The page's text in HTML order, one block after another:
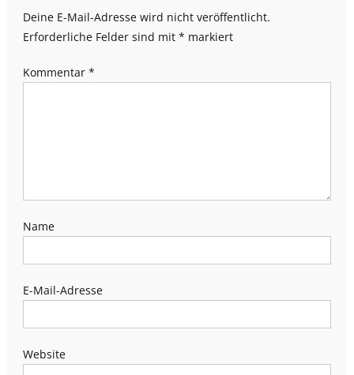
Deine E-Mail-Adresse wird nicht veröffentlicht.
Erforderliche Felder sind mit * markiert
Kommentar *
Name
E-Mail-Adresse
Website